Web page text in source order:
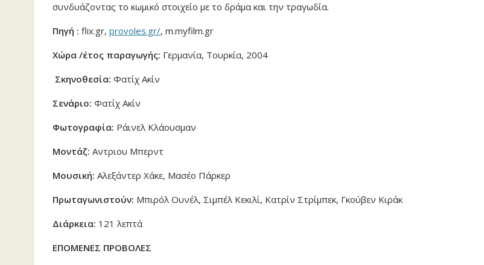
συνδυάζοντας το κωμικό στοιχείο με το δράμα και την τραγωδία.
Πηγή : flix.gr, provoles.gr/, m.myfilm.gr
Χώρα /έτος παραγωγής: Γερμανία, Τουρκία, 2004
Σκηνοθεσία: Φατίχ Ακίν
Σενάριο: Φατίχ Ακίν
Φωτογραφία: Ράινελ Κλάουσμαν
Μοντάζ: Αντριου Μπερντ
Μουσική: Αλεξάντερ Χάκε, Μασέο Πάρκερ
Πρωταγωνιστούν: Μπιρόλ Ουνέλ, Σιμπέλ Κεκιλί, Κατρίν Στρίμπεκ, Γκούβεν Κιράκ
Διάρκεια: 121 λεπτά
ΕΠΟΜΕΝΕΣ ΠΡΟΒΟΛΕΣ